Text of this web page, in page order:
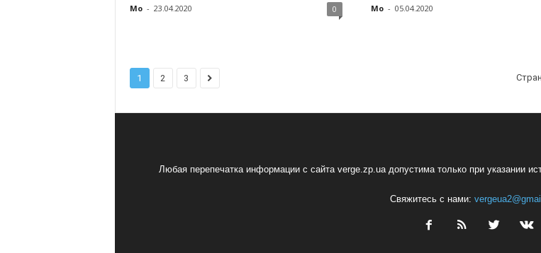
Mo - 23.04.2020 0 Mo - 05.04.2020
1 2 3
Любая перепечатка информации с сайта verge.zp.ua допустима только при указании
Свяжитесь с нами: